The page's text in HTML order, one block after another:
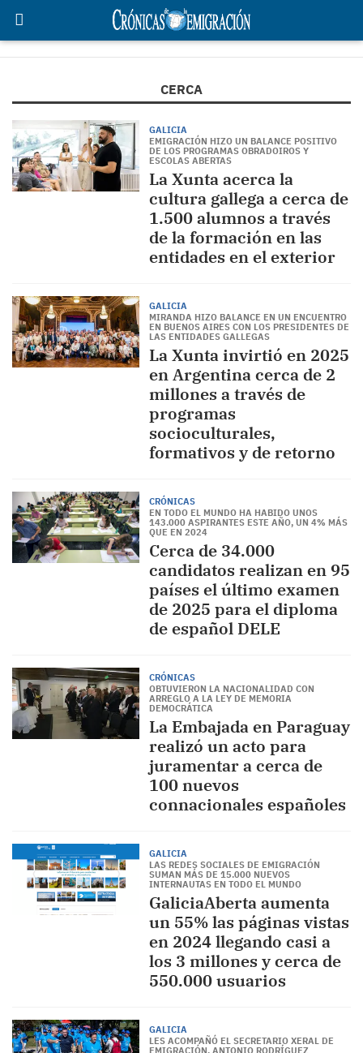
CERCA
GALICIA
EMIGRACIÓN HIZO UN BALANCE POSITIVO
DE LOS PROGRAMAS OBRADOIROS Y
ESCOLAS ABERTAS
La Xunta acerca la
cultura gallega a cerca de
1.500 alumnos a través
de la formación en las
entidades en el exterior
GALICIA
MIRANDA HIZO BALANCE EN UN ENCUENTRO
EN BUENOS AIRES CON LOS PRESIDENTES DE
LAS ENTIDADES GALLEGAS
La Xunta invirtió en 2025
en Argentina cerca de 2
millones a través de
programas
socioculturales,
formativos y de retorno
CRÓNICAS
EN TODO EL MUNDO HA HABIDO UNOS
143.000 ASPIRANTES ESTE AÑO, UN 4% MÁS
QUE EN 2024
Cerca de 34.000
candidatos realizan en 95
países el último examen
de 2025 para el diploma
de español DELE
CRÓNICAS
OBTUVIERON LA NACIONALIDAD CON
ARREGLO A LA LEY DE MEMORIA
DEMOCRÁTICA
La Embajada en Paraguay
realizó un acto para
juramentar a cerca de
100 nuevos
connacionales españoles
GALICIA
LAS REDES SOCIALES DE EMIGRACIÓN
SUMAN MÁS DE 15.000 NUEVOS
INTERNAUTAS EN TODO EL MUNDO
GaliciaAberta aumenta
un 55% las páginas vistas
en 2024 llegando casi a
los 3 millones y cerca de
550.000 usuarios
GALICIA
LES ACOMPAÑÓ EL SECRETARIO XERAL DE
EMIGRACIÓN, ANTONIO RODRÍGUEZ